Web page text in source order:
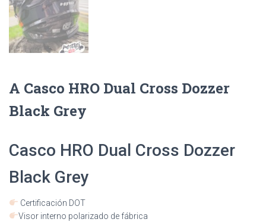
A Casco HRO Dual Cross Dozzer
Black Grey
Casco HRO Dual Cross Dozzer
Black Grey
Certificación DOT
Visor interno polarizado de fábrica